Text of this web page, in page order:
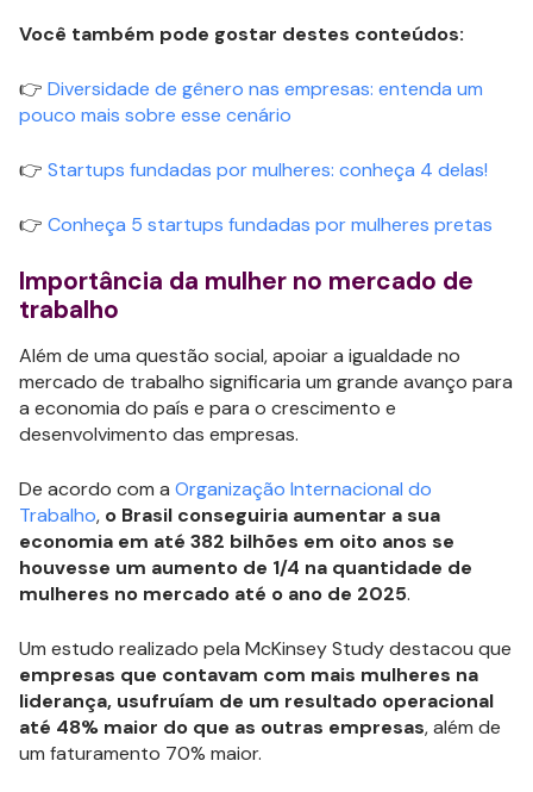
Você também pode gostar destes conteúdos:
👉 Diversidade de gênero nas empresas: entenda um
pouco mais sobre esse cenário
👉 Startups fundadas por mulheres: conheça 4 delas!
👉 Conheça 5 startups fundadas por mulheres pretas
Importância da mulher no mercado de
trabalho
Além de uma questão social, apoiar a igualdade no
mercado de trabalho significaria um grande avanço para
a economia do país e para o crescimento e
desenvolvimento das empresas.
De acordo com a Organização Internacional do
Trabalho, o Brasil conseguiria aumentar a sua
economia em até 382 bilhões em oito anos se
houvesse um aumento de 1/4 na quantidade de
mulheres no mercado até o ano de 2025.
Um estudo realizado pela McKinsey Study destacou que
empresas que contavam com mais mulheres na
liderança, usufruíam de um resultado operacional
até 48% maior do que as outras empresas, além de
um faturamento 70% maior.